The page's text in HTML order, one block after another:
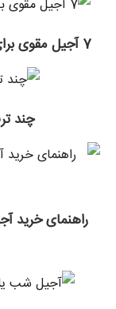
7 آجیل مقوی برای درمان سریع کم خونی |درمان کم خونی
چند
راهنمای خرید